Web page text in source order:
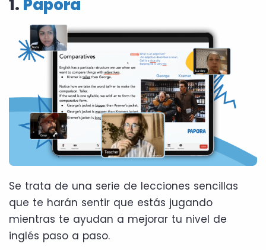
1. Papora
Se trata de una serie de lecciones sencillas
que te harán sentir que estás jugando
mientras te ayudan a mejorar tu nivel de
inglés paso a paso.